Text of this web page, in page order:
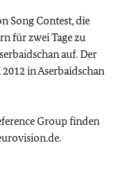
Song Contest, die
für zwei Tage zu
auf. Der
in Aserbaidschan
Group finden